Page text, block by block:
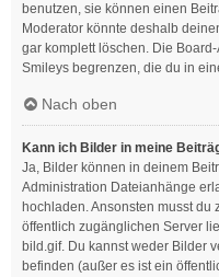
benutzen, sie können einen
Moderator könnte deshalb
gar komplett löschen. Die
Smileys begrenzen, die du in
Nach oben
Kann ich Bilder in meine
Ja, Bilder können in deinem
Administration Dateianhänge
hochladen. Ansonsten musst
öffentlich zugänglichen Server
bild.gif. Du kannst weder Bilder
befinden (außer es ist ein